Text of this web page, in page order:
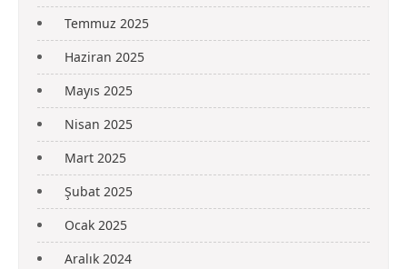
Temmuz 2025
Haziran 2025
Mayıs 2025
Nisan 2025
Mart 2025
Şubat 2025
Ocak 2025
Aralık 2024